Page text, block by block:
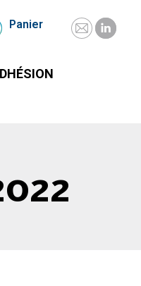
Mail
Panier
Panier